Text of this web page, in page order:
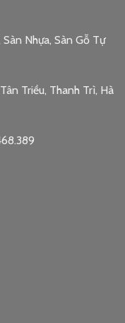
Nhựa, Sàn Gỗ Tự
Triều, Thanh Trì, Hà